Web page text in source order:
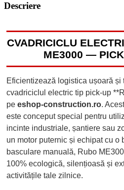
Descriere
CVADRICICLU
ME3000 —
Eficientizează logistica ușoară și
cvadriciclul electric tip pick-up
pe eshop-construction.ro.
este conceput special pentru
incinte industriale, șantiere sau
un motor puternic și echipat cu o
basculare manuală, Rubo
100% ecologică, silențioasă și
activitățile tale zilnice.